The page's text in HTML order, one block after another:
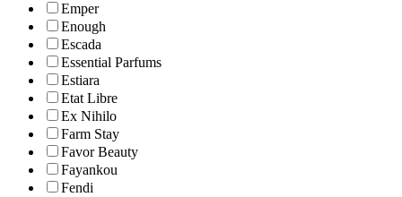
Emper
Enough
Escada
Essential Parfums
Estiara
Etat Libre
Ex Nihilo
Farm Stay
Favor Beauty
Fayankou
Fendi